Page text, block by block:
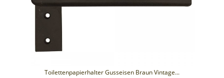
Toilettenpapierhalter Gusseisen Braun Vintage...